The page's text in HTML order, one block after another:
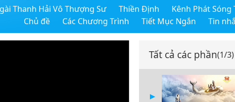
Thanh Hải Vô Thượng Sư Thiền Định Kênh Phát Sóng
Chủ đề
Các Chương Trình Tiết Mục Ngắn Tin
Tất cả các phần(1/3)